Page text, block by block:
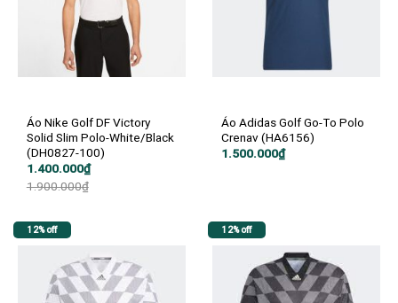
Áo Nike Golf DF Victory
Solid Slim Polo-White/Black
(DH0827-100)
1.900.000₫
Giá
là:
1.400.000₫
Giá
tại
Áo Adidas Golf Go-To Polo
Crenav (HA6156)
1.500.000₫
12% off 12% off